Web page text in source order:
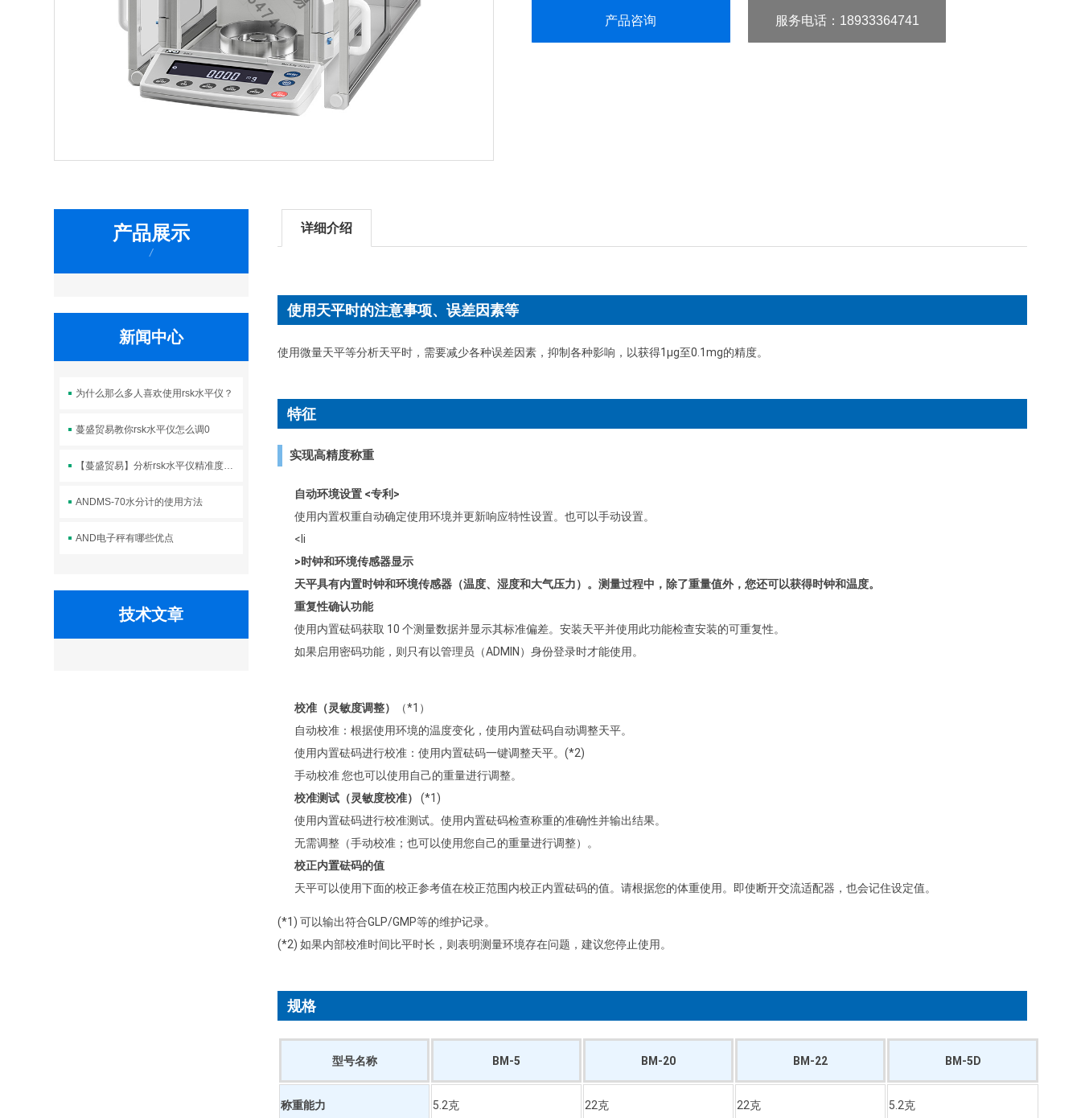
产品咨询 服务电话：18933364741
产品展示
/
新闻中心
为什么那么多人喜欢使用rsk水平仪？
蔓盛贸易教你rsk水平仪怎么调0
【蔓盛贸易】分析rsk水平仪精准度如何
ANDMS-70水分计的使用方法
AND电子秤有哪些优点
技术文章
详细介绍
使用天平时的注意事项、误差因素等
使用微量天平等分析天平时，需要减少各种误差因素，抑制各种影响，以获得1μg至0.1mg的精度。
特征
实现高精度称重
自动环境设置 <专利>
使用内置权重自动确定使用环境并更新响应特性设置。也可以手动设置。
<li
>时钟和环境传感器显示
天平具有内置时钟和环境传感器（温度、湿度和大气压力）。测量过程中，除了重量值外，您还可以获得时钟和温度。
重复性确认功能
使用内置砝码获取 10 个测量数据并显示其标准偏差。安装天平并使用此功能检查安装的可重复性。
如果启用密码功能，则只有以管理员（ADMIN）身份登录时才能使用。
校准（灵敏度调整）
（*1）
自动校准：根据使用环境的温度变化，使用内置砝码自动调整天平。
使用内置砝码进行校准：使用内置砝码一键调整天平。(*2)
手动校准 您也可以使用自己的重量进行调整。
校准测试（灵敏度校准）
(*1)
使用内置砝码进行校准测试。使用内置砝码检查称重的准确性并输出结果。
无需调整（手动校准；也可以使用您自己的重量进行调整）。
校正内置砝码的值
天平可以使用下面的校正参考值在校正范围内校正内置砝码的值。请根据您的体重使用。 即使断开交流适配器，也会记住设定值。
(*1) 可以输出符合GLP/GMP等的维护记录。
(*2) 如果内部校准时间比平时长，则表明测量环境存在问题，建议您停止使用。
规格
型号名称 BM-5 BM-20 BM-22 BM-5D
称重能力 5.2克 22克 22克 5.2克